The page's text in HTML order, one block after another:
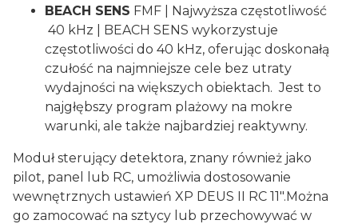
BEACH SENS FMF | Najwyższa częstotliwość
40 kHz | BEACH SENS wykorzystuje
częstotliwości do 40 kHz, oferując doskonałą
czułość na najmniejsze cele bez utraty
wydajności na większych obiektach. Jest to
najgłębszy program plażowy na mokre
warunki, ale także najbardziej reaktywny.
Moduł sterujący detektora, znany również jako
pilot, panel lub RC, umożliwia dostosowanie
wewnętrznych ustawień XP DEUS II RC 11".Można
go zamocować na sztycy lub przechowywać w